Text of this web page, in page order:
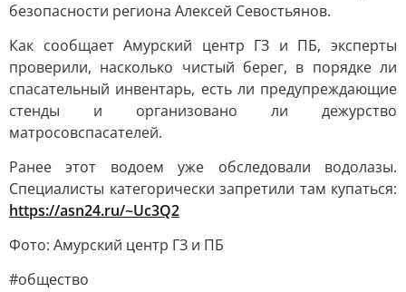
безопасности региона Алексей Севостьянов.
Как сообщает Амурский центр ГЗ и ПБ, эксперты
проверили, насколько чистый берег, в порядке ли
спасательный инвентарь, есть ли предупреждающие
стенды и организовано ли дежурство
матросовспасателей.
Ранее этот водоем уже обследовали водолазы.
Специалисты категорически запретили там купаться:
https://asn24.ru/~Uc3Q2
Фото: Амурский центр ГЗ и ПБ
#общество